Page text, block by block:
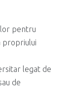
pentru
propriului
legat de
de